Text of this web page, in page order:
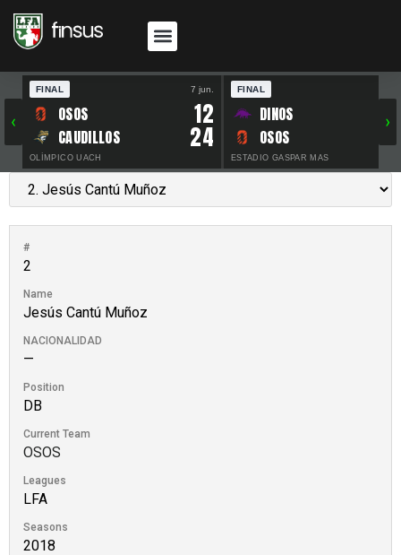
‹
FINAL 7 jun.
OSOS 12
CAUDILLOS 24
OLÍMPICO UACH
FINAL
DINOS
OSOS
ESTADIO GASPAR MAS
›
#
2
Name
Jesús Cantú Muñoz
NACIONALIDAD
—
Position
DB
Current Team
OSOS
Leagues
LFA
Seasons
2018